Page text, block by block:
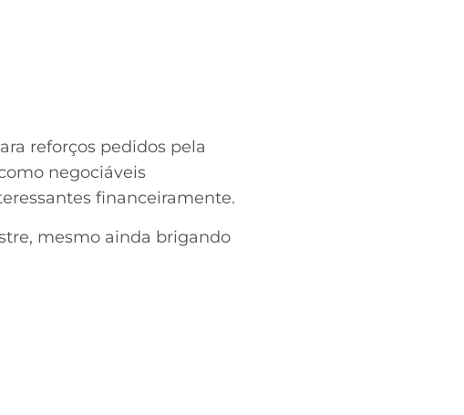
reforços pedidos pela
negociáveis
financeiramente.
mesmo ainda brigando